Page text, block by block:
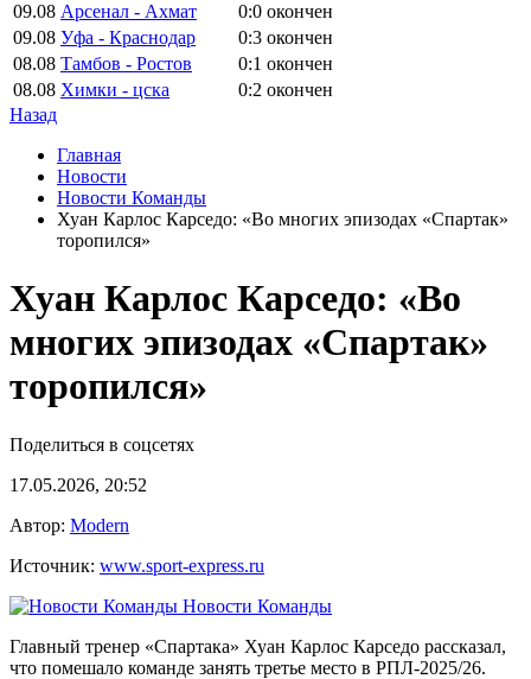
09.08 Арсенал - Ахмат 0:0 окончен
09.08 Уфа - Краснодар 0:3 окончен
08.08 Тамбов - Ростов 0:1 окончен
08.08 Химки - цска 0:2 окончен
Назад
Главная
Новости
Новости Команды
Хуан Карлос Карседо: «Во многих эпизодах «Спартак»
торопился»
Хуан Карлос Карседо: «Во
многих эпизодах «Спартак»
торопился»
Поделиться в соцсетях
17.05.2026, 20:52
Автор: Modern
Источник: www.sport-express.ru
Новости Команды
Главный тренер «Спартака» Хуан Карлос Карседо рассказал,
что помешало команде занять третье место в РПЛ-2025/26.